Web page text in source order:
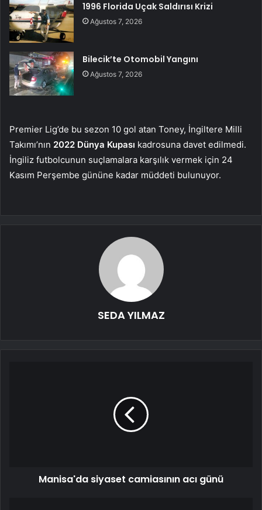
1996 Florida Uçak Saldırısı Krizi
Ağustos 7, 2026
Bilecik’te Otomobil Yangını
Ağustos 7, 2026
Premier Lig’de bu sezon 10 gol atan Toney, İngiltere Milli
Takımı’nın 2022 Dünya Kupası kadrosuna davet edilmedi.
İngiliz futbolcunun suçlamalara karşılık vermek için 24
Kasım Perşembe gününe kadar müddeti bulunuyor.
SEDA YILMAZ
Manisa'da siyaset camiasının acı günü